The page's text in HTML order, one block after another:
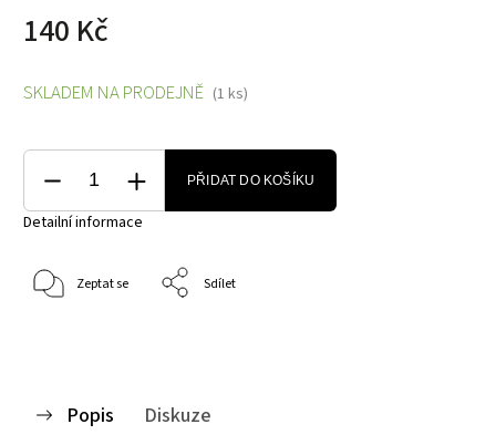
140 Kč
SKLADEM NA PRODEJNĚ (1 ks)
PŘIDAT DO KOŠÍKU
Detailní informace
Zeptat se Sdílet
Popis Diskuze